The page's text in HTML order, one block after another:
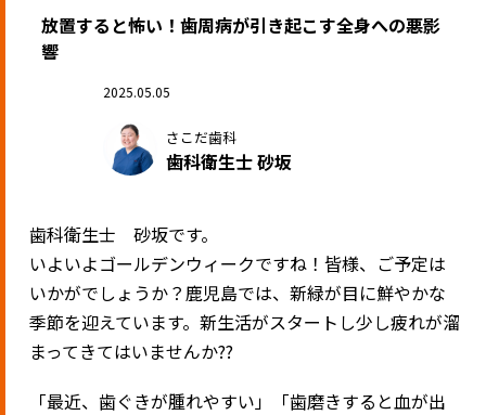
放置すると怖い！歯周病が引き起こす全身への悪影
響
2025.05.05
さこだ歯科
歯科衛生士 砂坂
歯科衛生士 砂坂です。
いよいよゴールデンウィークですね！皆様、ご予定は
いかがでしょうか？鹿児島では、新緑が目に鮮やかな
季節を迎えています。新生活がスタートし少し疲れが溜
まってきてはいませんか??
「最近、歯ぐきが腫れやすい」「歯磨きすると血が出